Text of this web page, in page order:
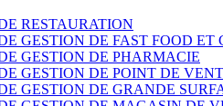
RESTAURATION
GESTION DE FAST FOOD ET
GESTION DE PHARMACIE
GESTION DE POINT DE
GESTION DE GRANDE